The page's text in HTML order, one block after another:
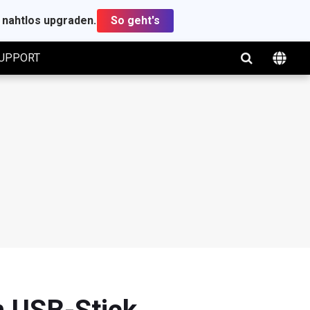
upgraden. So geht's